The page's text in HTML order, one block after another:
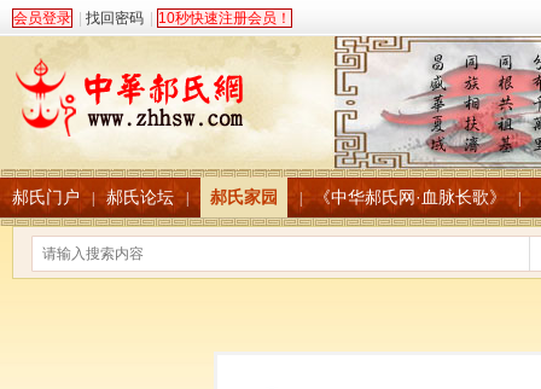
会员登录 找回密码 10秒快速注册会员！
郝氏门户 | 郝氏论坛 | 郝氏家园 《中华郝氏网·血脉长歌》